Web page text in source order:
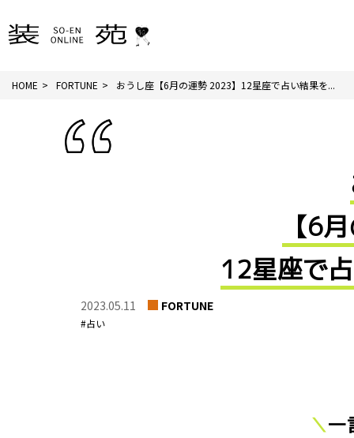
HOME FORTUNE おうし座【6月の運勢 2023】12星座で占い結果を...
【6
12星座で
2023.05.11 FORTUNE
#占い
＼一